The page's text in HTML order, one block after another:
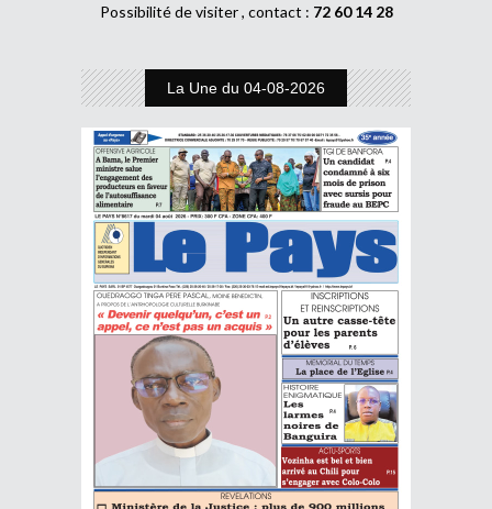
Possibilité de visiter , contact : 72 60 14 28
La Une du 04-08-2026